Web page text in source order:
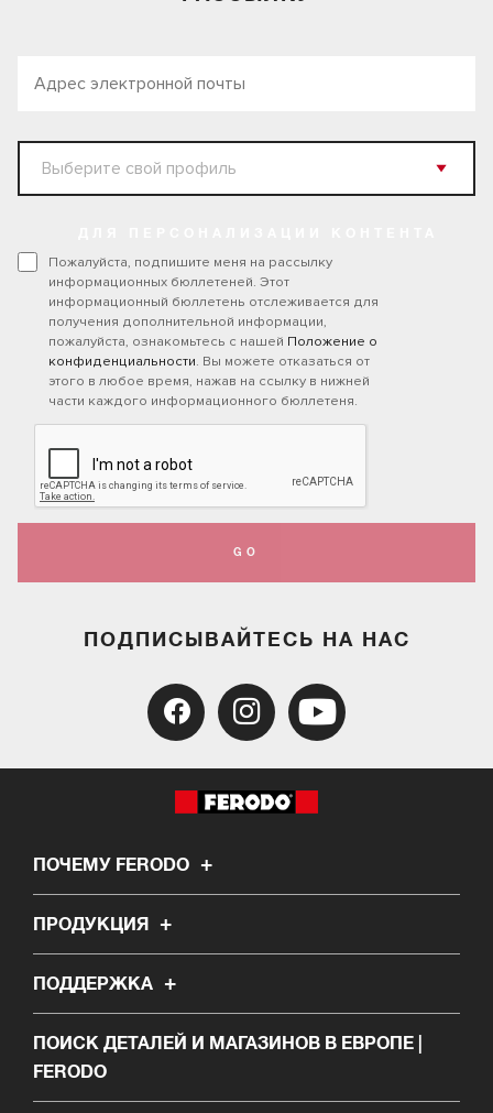
Пожалуйста, подпишите меня на рассылку
информационных бюллетеней. Этот
информационный бюллетень отслеживается для
получения дополнительной информации,
пожалуйста, ознакомьтесь с нашей Положение о
конфиденциальности. Вы можете отказаться от
этого в любое время, нажав на ссылку в нижней
части каждого информационного бюллетеня.
GO
ПОДПИСЫВАЙТЕСЬ НА НАС
ПОЧЕМУ FERODO
ПРОДУКЦИЯ
ПОДДЕРЖКА
ПОИСК ДЕТАЛЕЙ И МАГАЗИНОВ В ЕВРОПЕ |
FERODO